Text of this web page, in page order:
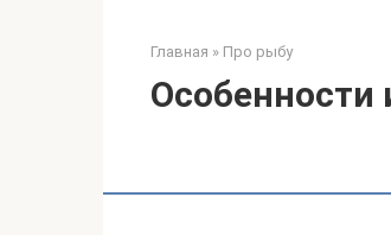
Главная » Про рыбу
Особенности